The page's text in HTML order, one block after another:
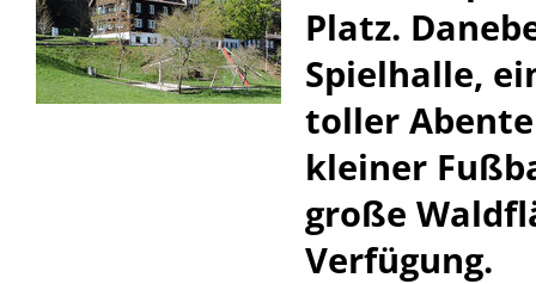
Platz.
Spielhalle,
toller
kleiner
große
Verfügung.